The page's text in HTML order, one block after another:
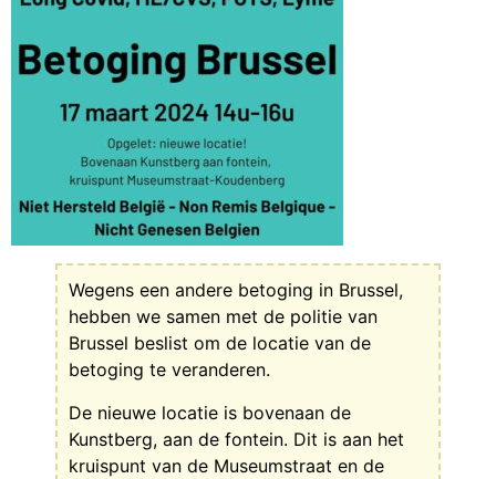
Wegens een andere betoging in Brussel,
hebben we samen met de politie van
Brussel beslist om de locatie van de
betoging te veranderen.
De nieuwe locatie is bovenaan de
Kunstberg, aan de fontein. Dit is aan het
kruispunt van de Museumstraat en de